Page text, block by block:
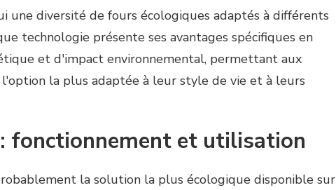
une diversité de fours écologiques adaptés à différents
technologie présente ses avantages spécifiques en
et d'impact environnemental, permettant aux
l'option la plus adaptée à leur style de vie et à leurs
fonctionnement et utilisation
la solution la plus écologique disponible sur